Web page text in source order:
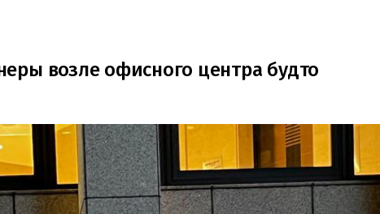
возле офисного центра будто